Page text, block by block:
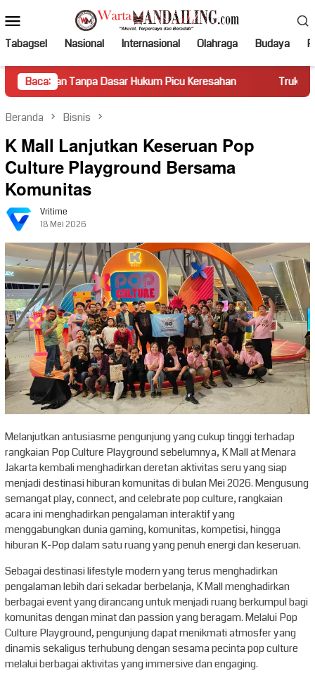
ke
kontenMobile
Tabagsel Nasional Internasional Olahraga Budaya
Baca:
Dasar Hukum Picu Keresahan Truk Miring Hambat
Beranda Bisnis
K Mall Lanjutkan Keseruan Pop
Culture Playground Bersama
Komunitas
Vritime
18 Mei 2026
Melanjutkan antusiasme pengunjung yang cukup tinggi terhadap
rangkaian Pop Culture Playground sebelumnya, K Mall at Menara
Jakarta kembali menghadirkan deretan aktivitas seru yang siap
menjadi destinasi hiburan komunitas di bulan Mei 2026. Mengusung
semangat play, connect, and celebrate pop culture, rangkaian
acara ini menghadirkan pengalaman interaktif yang
menggabungkan dunia gaming, komunitas, kompetisi, hingga
hiburan K-Pop dalam satu ruang yang penuh energi dan keseruan.
Sebagai destinasi lifestyle modern yang terus menghadirkan
pengalaman lebih dari sekadar berbelanja, K Mall menghadirkan
berbagai event yang dirancang untuk menjadi ruang berkumpul bagi
komunitas dengan minat dan passion yang beragam. Melalui Pop
Culture Playground, pengunjung dapat menikmati atmosfer yang
dinamis sekaligus terhubung dengan sesama pecinta pop culture
melalui berbagai aktivitas yang immersive dan engaging.